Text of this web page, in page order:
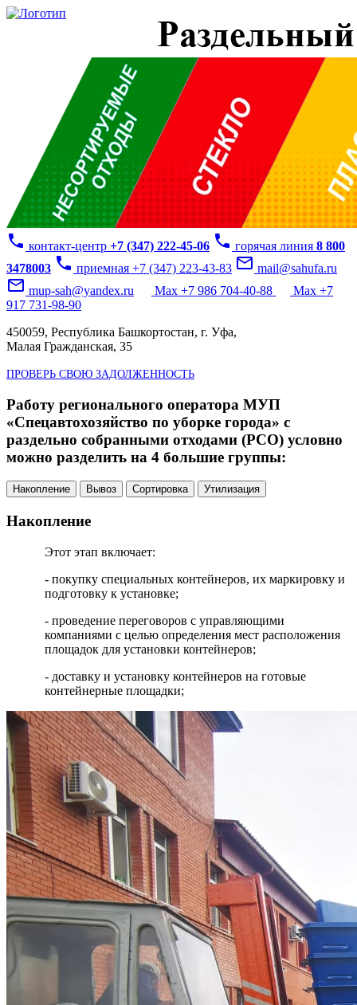
phone контакт-центр +7 (347) 222-45-06 phone горячая линия 8 800
3478003 phone приемная +7 (347) 223-43-83 mail_outline mail@sahufa.ru
mail_outline mup-sah@yandex.ru Max +7 986 704-40-88
Max +7
917 731-98-90
450059, Республика Башкортостан, г. Уфа,
Малая Гражданская, 35
ПРОВЕРЬ СВОЮ ЗАДОЛЖЕННОСТЬ
Работу регионального оператора МУП
«Спецавтохозяйство по уборке города» с
раздельно собранными отходами (РСО) условно
можно разделить на 4 большие группы:
Накопление Вывоз Сортировка Утилизация
Накопление
Этот этап включает:
- покупку специальных контейнеров, их маркировку и
подготовку к установке;
- проведение переговоров с управляющими
компаниями с целью определения мест расположения
площадок для установки контейнеров;
- доставку и установку контейнеров на готовые
контейнерные площадки;